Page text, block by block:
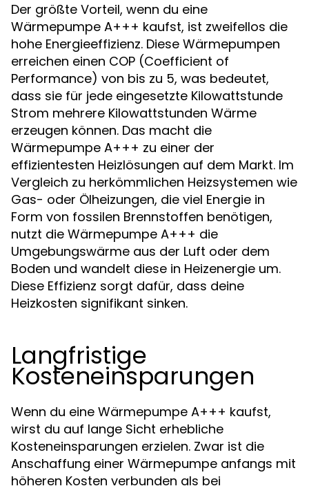
Der größte Vorteil, wenn du eine
Wärmepumpe A+++ kaufst, ist zweifellos die
hohe Energieeffizienz. Diese Wärmepumpen
erreichen einen COP (Coefficient of
Performance) von bis zu 5, was bedeutet,
dass sie für jede eingesetzte Kilowattstunde
Strom mehrere Kilowattstunden Wärme
erzeugen können. Das macht die
Wärmepumpe A+++ zu einer der
effizientesten Heizlösungen auf dem Markt. Im
Vergleich zu herkömmlichen Heizsystemen wie
Gas- oder Ölheizungen, die viel Energie in
Form von fossilen Brennstoffen benötigen,
nutzt die Wärmepumpe A+++ die
Umgebungswärme aus der Luft oder dem
Boden und wandelt diese in Heizenergie um.
Diese Effizienz sorgt dafür, dass deine
Heizkosten signifikant sinken.
Langfristige
Kosteneinsparungen
Wenn du eine Wärmepumpe A+++ kaufst,
wirst du auf lange Sicht erhebliche
Kosteneinsparungen erzielen. Zwar ist die
Anschaffung einer Wärmepumpe anfangs mit
höheren Kosten verbunden als bei